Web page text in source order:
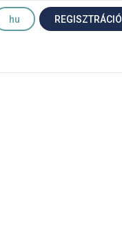
hu REGISZTRÁCIÓ